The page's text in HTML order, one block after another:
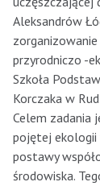
Aleksandrów
przyrodniczo -
Szkoła
Korczaka w
Celem zadania
pojętej ekologii
postawy
środowiska.